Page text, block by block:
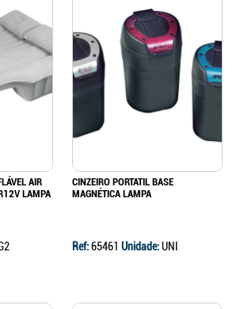
AIR
LAMPA
CINZEIRO PORTATIL BASE
MAGNÉTICA LAMPA
Ref:65461 Unidade:UNI